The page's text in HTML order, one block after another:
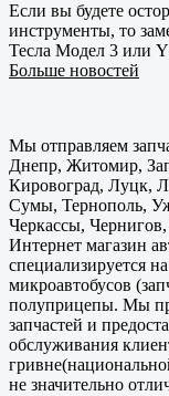
Если вы будете
инструменты, то
Тесла Модел 3 или
Больше новостей
Мы отправляем
Днепр, Житомир,
Кировоград, Луцк,
Сумы, Тернополь,
Черкассы,
Интернет магазин
специализируется
микроавтобусов
полуприцепы. Мы
запчастей и
обслуживания
не значительно